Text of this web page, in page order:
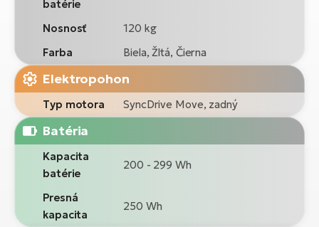
batérie
Nosnosť
120 kg
Farba
Biela, Žltá, Čierna
Elektropohon
Typ motora SyncDrive Move, zadný
Batéria
Kapacita
batérie
200 - 299 Wh
Presná
kapacita
250 Wh